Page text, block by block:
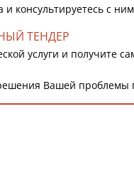
консультируетесь с
ТЕНДЕР
услуги и получите
Вашей проблемы